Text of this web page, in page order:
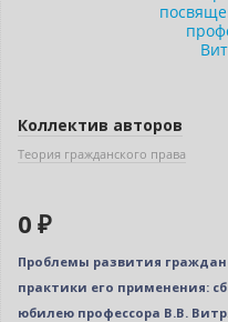
Коллектив авторов
Теория гражданского права
0 ₽
Проблемы развития
практики его применения:
юбилею профессора В.В.